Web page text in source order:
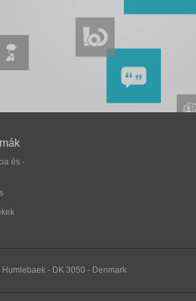
és -
- DK 3050 - Denmark